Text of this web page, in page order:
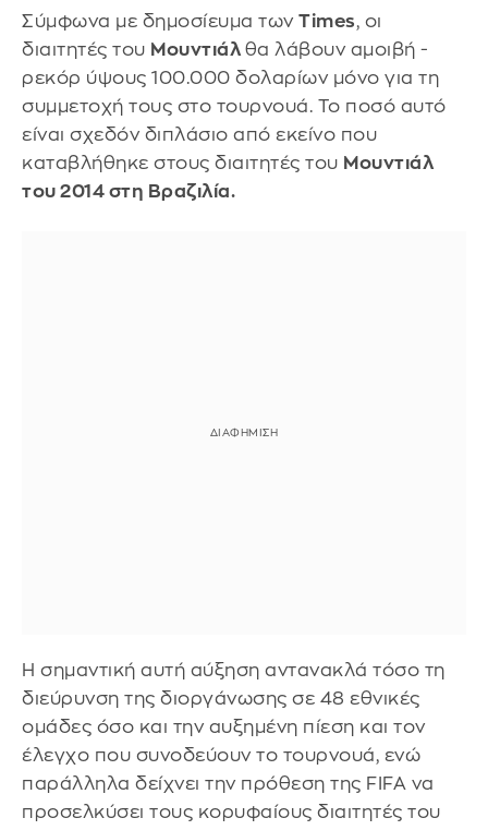
Σύμφωνα με δημοσίευμα των Times, οι
διαιτητές του Μουντιάλ θα λάβουν αμοιβή -
ρεκόρ ύψους 100.000 δολαρίων μόνο για τη
συμμετοχή τους στο τουρνουά. Το ποσό αυτό
είναι σχεδόν διπλάσιο από εκείνο που
καταβλήθηκε στους διαιτητές του Μουντιάλ
του 2014 στη Βραζιλία.
Η σημαντική αυτή αύξηση αντανακλά τόσο τη
διεύρυνση της διοργάνωσης σε 48 εθνικές
ομάδες όσο και την αυξημένη πίεση και τον
έλεγχο που συνοδεύουν το τουρνουά, ενώ
παράλληλα δείχνει την πρόθεση της FIFA να
προσελκύσει τους κορυφαίους διαιτητές του